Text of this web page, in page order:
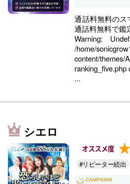
通話料無料のス
通話料無料で鑑
Warning:
/home/
content/themes/
ranking_five.php
...
シエロ
オススメ度
#リピーター続出